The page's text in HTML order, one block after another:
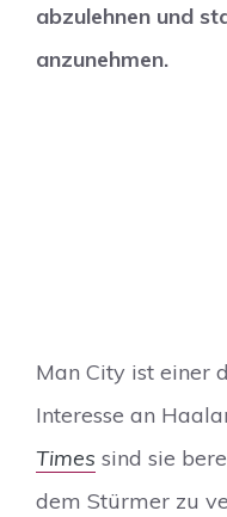
abzulehnen und
anzunehmen.
Man City ist einer
Interesse an
Times sind sie
dem Stürmer zu